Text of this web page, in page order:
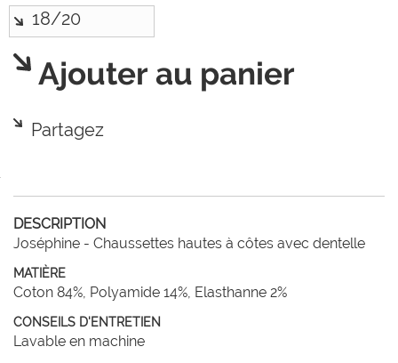
Ajouter au panier
Partagez
DESCRIPTION
Joséphine - Chaussettes hautes à côtes avec dentelle
MATIÈRE
Coton 84%, Polyamide 14%, Elasthanne 2%
CONSEILS D'ENTRETIEN
Lavable en machine